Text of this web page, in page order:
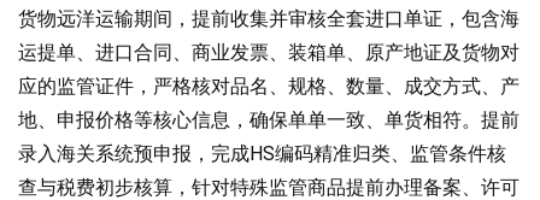
货物远洋运输期间，提前收集并审核全套进口单证，包含海
运提单、进口合同、商业发票、装箱单、原产地证及货物对
应的监管证件，严格核对品名、规格、数量、成交方式、产
地、申报价格等核心信息，确保单单一致、单货相符。提前
录入海关系统预申报，完成HS编码精准归类、监管条件核
查与税费初步核算，针对特殊监管商品提前办理备案、许可